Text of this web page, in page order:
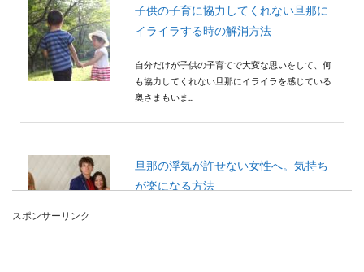
子供の子育に協力してくれない旦那に
イライラする時の解消方法
自分だけが子供の子育てで大変な思いをして、何
も協力してくれない旦那にイライラを感じている
奥さまもいま...
旦那の浮気が許せない女性へ。気持ち
が楽になる方法
スポンサーリンク